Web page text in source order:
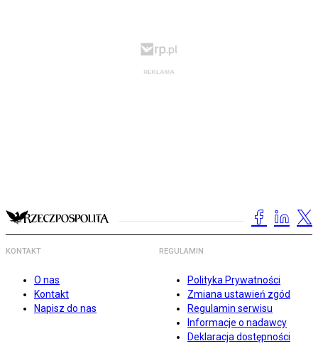
KONTAKT
O nas
Kontakt
Napisz do nas
REGULAMIN
Polityka Prywatności
Zmiana ustawień zgód
Regulamin serwisu
Informacje o nadawcy
Deklaracja dostępności